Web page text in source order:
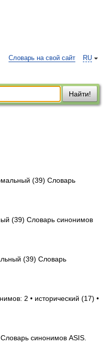
RU
Словарь на свой сайт
Найти!
(39) Словарь
(39) Словарь синонимов
(39) Словарь
2 • исторический (17) •
синонимов ASIS.